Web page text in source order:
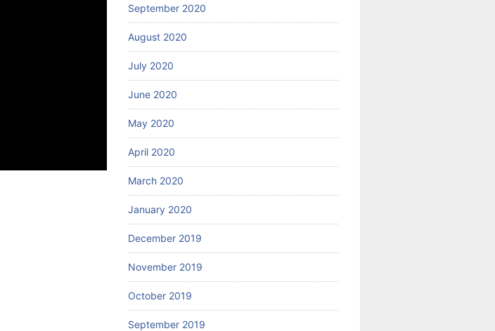
September 2020
August 2020
July 2020
June 2020
May 2020
April 2020
March 2020
January 2020
December 2019
November 2019
October 2019
September 2019